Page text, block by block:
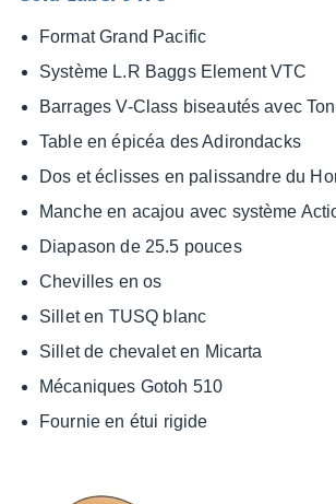
Format Grand Paci­fic
Système L.R Baggs Element VTC
Barrages V-Class biseau­tés avec
Table en épicéa des Adiron­dacks
Dos et éclisses en palis­sandre du
Manche en acajou avec système
Diapa­son de 25.5 pouces
Chevilles en os
Sillet en TUSQ blanc
Sillet de cheva­let en Micarta
Méca­niques Gotoh 510
Four­nie en étui rigide